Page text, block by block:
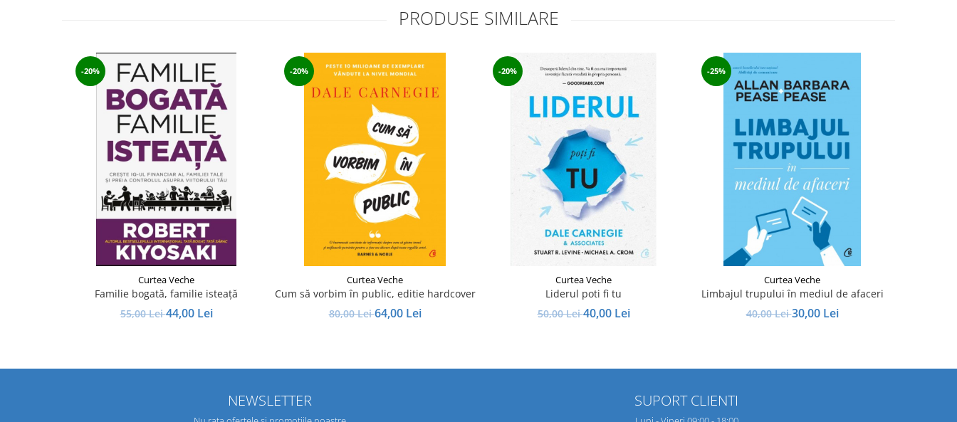
PRODUSE SIMILARE
-20%
Curtea Veche
Familie bogată, familie isteață
55,00 Lei44,00 Lei
-20%
Curtea Veche
Cum să vorbim în public, editie hardcover
80,00 Lei64,00 Lei
-20%
Curtea Veche
Liderul poti fi tu
50,00 Lei40,00 Lei
-25%
Curtea Veche
Limbajul trupului în mediul de afaceri
40,00 Lei30,00 Lei
NEWSLETTER SUPORT CLIENTI